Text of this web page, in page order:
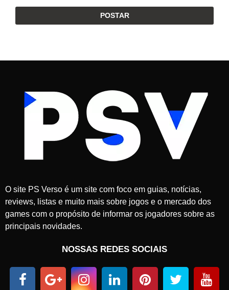
O site PS Verso é um site com foco em guias, notícias,
reviews, listas e muito mais sobre jogos e o mercado dos
games com o propósito de informar os jogadores sobre as
principais novidades.
NOSSAS REDES SOCIAIS